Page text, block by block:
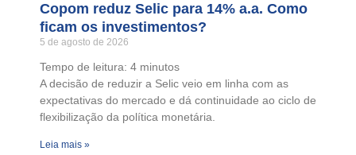
Copom reduz Selic para 14% a.a. Como
ficam os investimentos?
5 de agosto de 2026
Tempo de leitura: 4 minutos
A decisão de reduzir a Selic veio em linha com as
expectativas do mercado e dá continuidade ao ciclo de
flexibilização da política monetária.
Leia mais »